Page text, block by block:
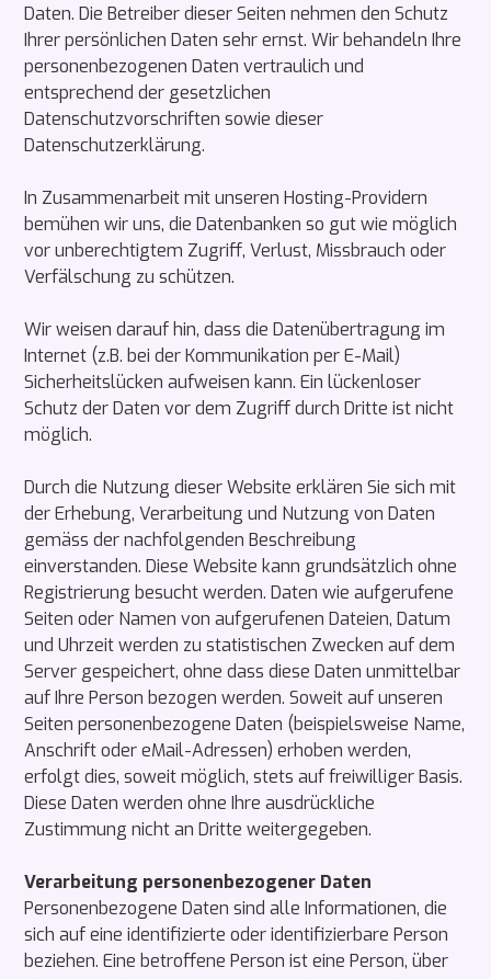
Daten. Die Betreiber dieser Seiten nehmen den Schutz
Ihrer persönlichen Daten sehr ernst. Wir behandeln Ihre
personenbezogenen Daten vertraulich und
entsprechend der gesetzlichen
Datenschutzvorschriften sowie dieser
Datenschutzerklärung.
In Zusammenarbeit mit unseren Hosting-Providern
bemühen wir uns, die Datenbanken so gut wie möglich
vor unberechtigtem Zugriff, Verlust, Missbrauch oder
Verfälschung zu schützen.
Wir weisen darauf hin, dass die Datenübertragung im
Internet (z.B. bei der Kommunikation per E-Mail)
Sicherheitslücken aufweisen kann. Ein lückenloser
Schutz der Daten vor dem Zugriff durch Dritte ist nicht
möglich.
Durch die Nutzung dieser Website erklären Sie sich mit
der Erhebung, Verarbeitung und Nutzung von Daten
gemäss der nachfolgenden Beschreibung
einverstanden. Diese Website kann grundsätzlich ohne
Registrierung besucht werden. Daten wie aufgerufene
Seiten oder Namen von aufgerufenen Dateien, Datum
und Uhrzeit werden zu statistischen Zwecken auf dem
Server gespeichert, ohne dass diese Daten unmittelbar
auf Ihre Person bezogen werden. Soweit auf unseren
Seiten personenbezogene Daten (beispielsweise Name,
Anschrift oder eMail-Adressen) erhoben werden,
erfolgt dies, soweit möglich, stets auf freiwilliger Basis.
Diese Daten werden ohne Ihre ausdrückliche
Zustimmung nicht an Dritte weitergegeben.
Verarbeitung personenbezogener Daten
Personenbezogene Daten sind alle Informationen, die
sich auf eine identifizierte oder identifizierbare Person
beziehen. Eine betroffene Person ist eine Person, über